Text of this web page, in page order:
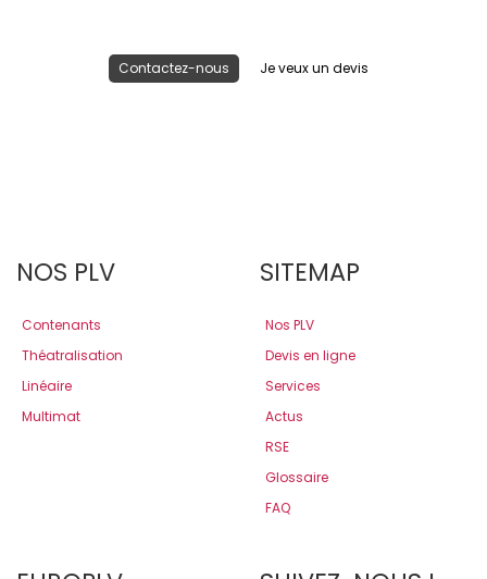
Contactez-nous Je veux un devis
NOS PLV
Contenants
Théatralisation
Linéaire
Multimat
SITEMAP
Nos PLV
Devis en ligne
Services
Actus
RSE
Glossaire
FAQ